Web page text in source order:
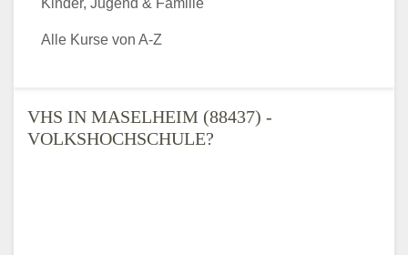
VHS IN MASELHEIM (88437) -
VOLKSHOCHSCHULE?
Kinder, Jugend & Familie
Alle Kurse von A-Z